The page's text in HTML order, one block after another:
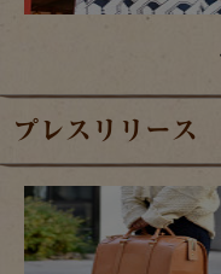
プレスリリース